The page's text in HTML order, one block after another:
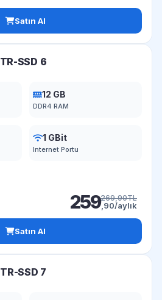
Satın Al
TR-SSD 6
12 GB
DDR4 RAM
1 GBit
Internet Portu
259269,90TL
,90/aylık
Satın Al
TR-SSD 7